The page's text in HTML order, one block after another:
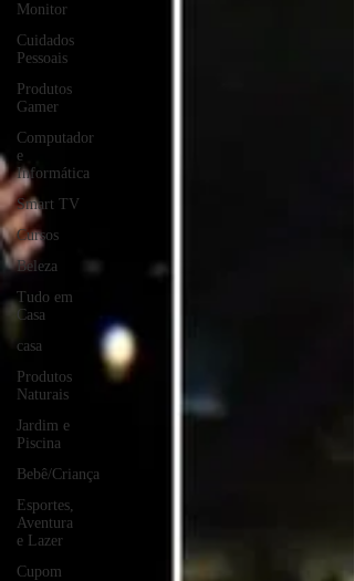
Monitor
Cuidados
Pessoais
Produtos
Gamer
Computador
e
Informática
Smart TV
Cursos
Beleza
Tudo em
Casa
casa
Produtos
Naturais
Jardim e
Piscina
Bebê/Criança
Esportes,
Aventura
e Lazer
Cupom